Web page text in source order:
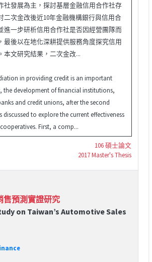
社發展為主，探討基層金融信用合作社存
二次金改後近10年金融機構銀行與信用合
進一步研析信用合作社是否因經營團隊而
最後以在地化深耕提供服務角度探究信用
本文研究結果，二次金改...
in providing credit is an important
the development of financial institutions,
and credit unions, after the second
to explore the current effectiveness
First, a comp...
106 碩士論文
2017 Master's Thesis
售預測實證研究
on Taiwan’s Automotive Sales